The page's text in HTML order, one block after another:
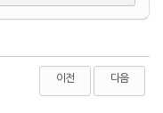
이전 다음